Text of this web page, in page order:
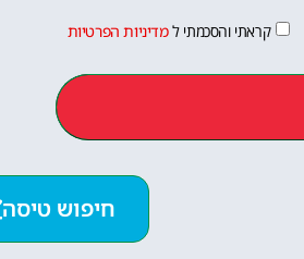
קראתי והסכמתי למדיניות הפרטיות
חיפוש טיסה